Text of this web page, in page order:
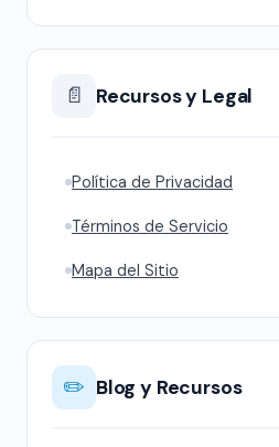
📄 Recursos y Legal
Política de Privacidad
Términos de Servicio
Mapa del Sitio
✏️ Blog y Recursos